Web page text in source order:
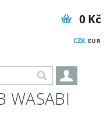
CZK EUR
0 Kč
WASABI